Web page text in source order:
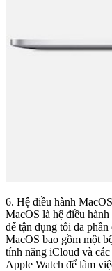
6. Hệ điều hành
MacOS là hệ điều
để tận dụng tối đa
MacOS bao gồm một
tính năng iCloud và
Apple Watch để làm